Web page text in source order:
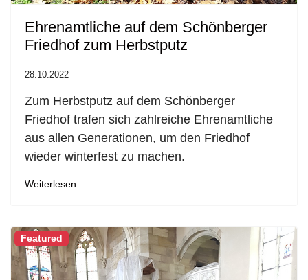
Ehrenamtliche auf dem Schönberger
Friedhof zum Herbstputz
28.10.2022
Zum Herbstputz auf dem Schönberger
Friedhof trafen sich zahlreiche Ehrenamtliche
aus allen Generationen, um den Friedhof
wieder winterfest zu machen.
Weiterlesen ...
Featured